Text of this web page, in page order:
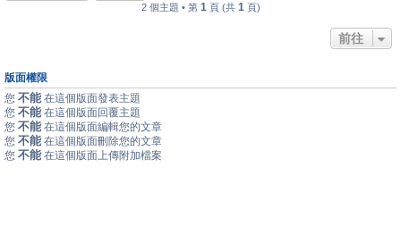
2 個主題 • 第 1 頁 (共 1 頁)
前往
版面權限
您 不能 在這個版面發表主題
您 不能 在這個版面回覆主題
您 不能 在這個版面編輯您的文章
您 不能 在這個版面刪除您的文章
您 不能 在這個版面上傳附加檔案